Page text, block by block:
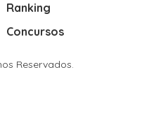
Ranking
Concursos
Reservados.